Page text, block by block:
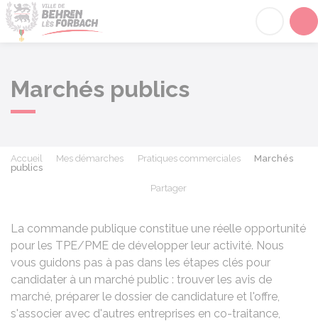
Marchés publics
Accueil Mes démarches Pratiques commerciales
Marchés
publics
Partager
La commande publique constitue une réelle opportunité
pour les TPE/PME de développer leur activité. Nous
vous guidons pas à pas dans les étapes clés pour
candidater à un marché public : trouver les avis de
marché, préparer le dossier de candidature et l'offre,
s'associer avec d'autres entreprises en co-traitance,